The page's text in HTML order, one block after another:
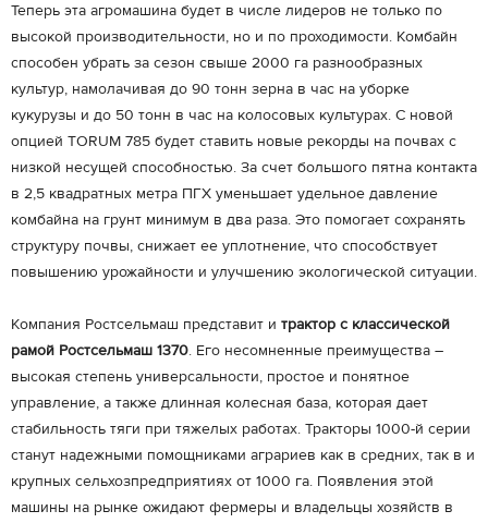
Теперь эта агромашина будет в числе лидеров не только по
высокой производительности, но и по проходимости. Комбайн
способен убрать за сезон свыше 2000 га разнообразных
культур, намолачивая до 90 тонн зерна в час на уборке
кукурузы и до 50 тонн в час на колосовых культурах. С новой
опцией TORUM 785 будет ставить новые рекорды на почвах с
низкой несущей способностью. За счет большого пятна контакта
в 2,5 квадратных метра ПГХ уменьшает удельное давление
комбайна на грунт минимум в два раза. Это помогает сохранять
структуру почвы, снижает ее уплотнение, что способствует
повышению урожайности и улучшению экологической ситуации.
Компания Ростсельмаш представит и трактор с классической
рамой Ростсельмаш 1370. Его несомненные преимущества –
высокая степень универсальности, простое и понятное
управление, а также длинная колесная база, которая дает
стабильность тяги при тяжелых работах. Тракторы 1000-й серии
станут надежными помощниками аграриев как в средних, так в и
крупных сельхозпредприятиях от 1000 га. Появления этой
машины на рынке ожидают фермеры и владельцы хозяйств в